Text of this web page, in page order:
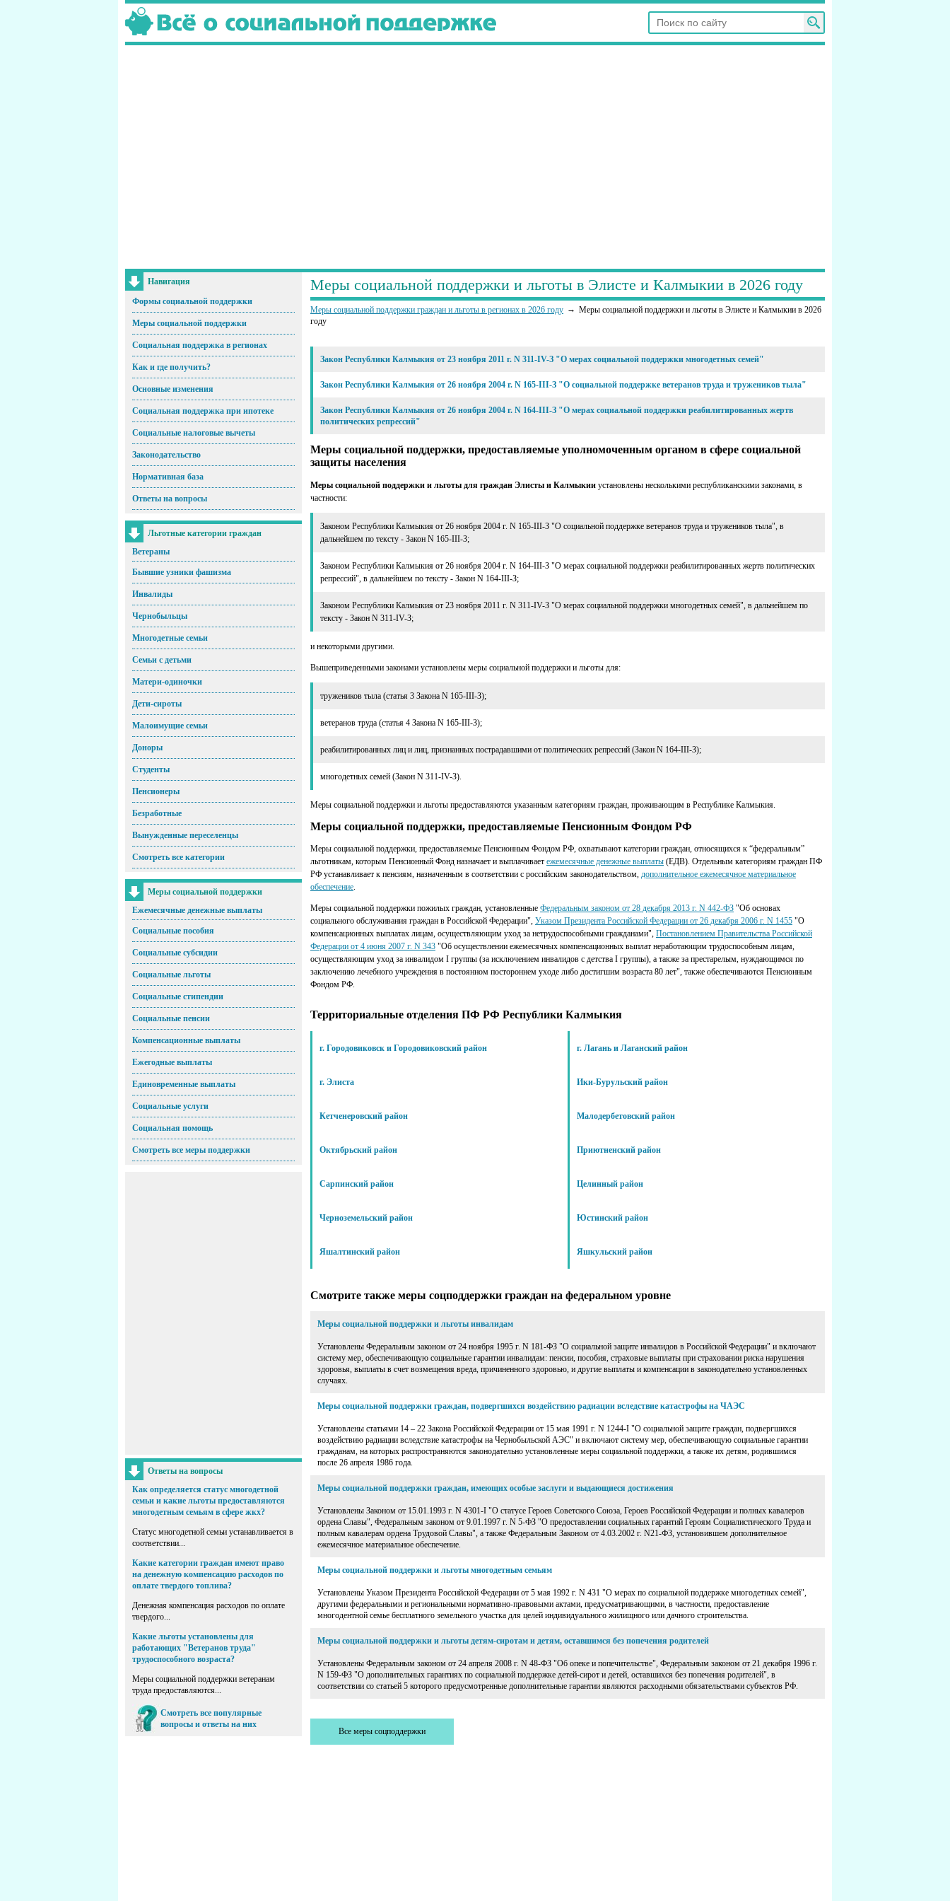
Навигация
Формы социальной поддержки
Меры социальной поддержки
Социальная поддержка в регионах
Как и где получить?
Основные изменения
Социальная поддержка при ипотеке
Социальные налоговые вычеты
Законодательство
Нормативная база
Ответы на вопросы
Льготные категории граждан
Ветераны
Бывшие узники фашизма
Инвалиды
Чернобыльцы
Многодетные семьи
Семьи с детьми
Матери-одиночки
Дети-сироты
Малоимущие семьи
Доноры
Студенты
Пенсионеры
Безработные
Вынужденные переселенцы
Смотреть все категории
Меры социальной поддержки
Ежемесячные денежные выплаты
Социальные пособия
Социальные субсидии
Социальные льготы
Социальные стипендии
Социальные пенсии
Компенсационные выплаты
Ежегодные выплаты
Единовременные выплаты
Социальные услуги
Социальная помощь
Смотреть все меры поддержки
Ответы на вопросы
Как определяется статус многодетной
семьи и какие льготы предоставляются
многодетным семьям в сфере жкх?
Статус многодетной семьи устанавливается в
соответствии...
Какие категории граждан имеют право
на денежную компенсацию расходов по
оплате твердого топлива?
Денежная компенсация расходов по оплате
твердого...
Какие льготы установлены для
работающих "Ветеранов труда"
трудоспособного возраста?
Меры социальной поддержки ветеранам
труда предоставляются...
Смотреть все популярные
вопросы и ответы на них
Меры социальной поддержки и льготы в Элисте и Калмыкии в 2026 году
Меры социальной поддержки граждан и льготы в регионах в 2026 году
Меры социальной поддержки и льготы в Элисте и Калмыкии в 2026
году
Закон Республики Калмыкия от 23 ноября 2011 г. N 311-IV-З "О мерах социальной поддержки многодетных семей"
Закон Республики Калмыкия от 26 ноября 2004 г. N 165-III-З "О социальной поддержке ветеранов труда и тружеников тыла"
Закон Республики Калмыкия от 26 ноября 2004 г. N 164-III-З "О мерах социальной поддержки реабилитированных жертв
политических репрессий"
Меры социальной поддержки, предоставляемые уполномоченным органом в сфере социальной
защиты населения
Меры социальной поддержки и льготы для граждан Элисты и Калмыкии установлены несколькими республиканскими законами, в
частности:
Законом Республики Калмыкия от 26 ноября 2004 г. N 165-III-З "О социальной поддержке ветеранов труда и тружеников тыла", в
дальнейшем по тексту - Закон N 165-III-З;
Законом Республики Калмыкия от 26 ноября 2004 г. N 164-III-З "О мерах социальной поддержки реабилитированных жертв политических
репрессий", в дальнейшем по тексту - Закон N 164-III-З;
Законом Республики Калмыкия от 23 ноября 2011 г. N 311-IV-З "О мерах социальной поддержки многодетных семей", в дальнейшем по
тексту - Закон N 311-IV-З;
и некоторыми другими.
Вышеприведенными законами установлены меры социальной поддержки и льготы для:
тружеников тыла (статья 3 Закона N 165-III-З);
ветеранов труда (статья 4 Закона N 165-III-З);
реабилитированных лиц и лиц, признанных пострадавшими от политических репрессий (Закон N 164-III-З);
многодетных семей (Закон N 311-IV-З).
Меры социальной поддержки и льготы предоставляются указанным категориям граждан, проживающим в Республике Калмыкия.
Меры социальной поддержки, предоставляемые Пенсионным Фондом РФ
Меры социальной поддержки, предоставляемые Пенсионным Фондом РФ, охватывают категории граждан, относящихся к “федеральным”
льготникам, которым Пенсионный Фонд назначает и выплачивает ежемесячные денежные выплаты (ЕДВ). Отдельным категориям граждан ПФ
РФ устанавливает к пенсиям, назначенным в соответствии с российским законодательством, дополнительное ежемесячное материальное
обеспечение.
Меры социальной поддержки пожилых граждан, установленные Федеральным законом от 28 декабря 2013 г. N 442-ФЗ "Об основах
социального обслуживания граждан в Российской Федерации", Указом Президента Российской Федерации от 26 декабря 2006 г. N 1455 "О
компенсационных выплатах лицам, осуществляющим уход за нетрудоспособными гражданами", Постановлением Правительства Российской
Федерации от 4 июня 2007 г. N 343 "Об осуществлении ежемесячных компенсационных выплат неработающим трудоспособным лицам,
осуществляющим уход за инвалидом I группы (за исключением инвалидов с детства I группы), а также за престарелым, нуждающимся по
заключению лечебного учреждения в постоянном постороннем уходе либо достигшим возраста 80 лет", также обеспечиваются Пенсионным
Фондом РФ.
Территориальные отделения ПФ РФ Республики Калмыкия
г. Городовиковск и Городовиковский район
г. Элиста
Кетченеровский район
Октябрьский район
Сарпинский район
Черноземельский район
Яшалтинский район
г. Лагань и Лаганский район
Ики-Бурульский район
Малодербетовский район
Приютненский район
Целинный район
Юстинский район
Яшкульский район
Смотрите также меры соцподдержки граждан на федеральном уровне
Меры социальной поддержки и льготы инвалидам
Установлены Федеральным законом от 24 ноября 1995 г. N 181-ФЗ "О социальной защите инвалидов в Российской Федерации" и включают
систему мер, обеспечивающую социальные гарантии инвалидам: пенсии, пособия, страховые выплаты при страховании риска нарушения
здоровья, выплаты в счет возмещения вреда, причиненного здоровью, и другие выплаты и компенсации в законодательно установленных
случаях.
Меры социальной поддержки граждан, подвергшихся воздействию радиации вследствие катастрофы на ЧАЭС
Установлены статьями 14 – 22 Закона Российской Федерации от 15 мая 1991 г. N 1244-I "О социальной защите граждан, подвергшихся
воздействию радиации вследствие катастрофы на Чернобыльской АЭС" и включают систему мер, обеспечивающую социальные гарантии
гражданам, на которых распространяются законодательно установленные меры социальной поддержки, а также их детям, родившимся
после 26 апреля 1986 года.
Меры социальной поддержки граждан, имеющих особые заслуги и выдающиеся достижения
Установлены Законом от 15.01.1993 г. N 4301-I "О статусе Героев Советского Союза, Героев Российской Федерации и полных кавалеров
ордена Славы", Федеральным законом от 9.01.1997 г. N 5-ФЗ "О предоставлении социальных гарантий Героям Социалистического Труда и
полным кавалерам ордена Трудовой Славы", а также Федеральным Законом от 4.03.2002 г. N21-ФЗ, установившем дополнительное
ежемесячное материальное обеспечение.
Меры социальной поддержки и льготы многодетным семьям
Установлены Указом Президента Российской Федерации от 5 мая 1992 г. N 431 "О мерах по социальной поддержке многодетных семей",
другими федеральными и региональными нормативно-правовыми актами, предусматривающими, в частности, предоставление
многодентной семье бесплатного земельного участка для целей индивидуального жилищного или дачного строительства.
Меры социальной поддержки и льготы детям-сиротам и детям, оставшимся без попечения родителей
Установлены Федеральным законом от 24 апреля 2008 г. N 48-ФЗ "Об опеке и попечительстве", Федеральным законом от 21 декабря 1996 г.
N 159-ФЗ "О дополнительных гарантиях по социальной поддержке детей-сирот и детей, оставшихся без попечения родителей", в
соответствии со статьей 5 которого предусмотренные дополнительные гарантии являются расходными обязательствами субъектов РФ.
Все меры соцподдержки